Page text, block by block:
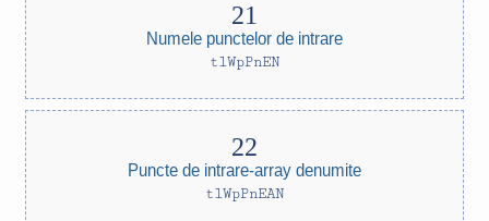
Numele punctelor de intrare
tlWpPnEN
Puncte de intrare-array denumite
tlWpPnEAN